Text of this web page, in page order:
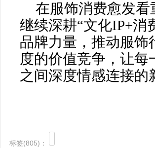
在服饰消费愈发
继续深耕“文化IP+消
品牌力量，推动服饰
度的价值竞争，让
之间深度情感连接的
标签(805)：